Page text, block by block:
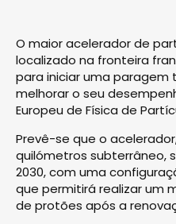
O maior acelerador de
localizado na fronteira
para iniciar uma
melhorar o seu
Europeu de Física de
Prevê-se que o
quilómetros subterrâneo,
2030, com uma
que permitirá realizar um
de protões após a